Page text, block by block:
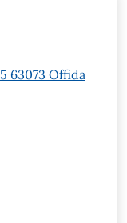
63073 Offida